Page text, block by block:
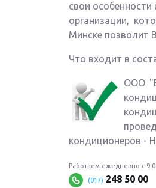
свои
организации,
Минске позволит
Что входит в
ООО
кондиционеров -
Работаем ежедневно с 9-
(017) 248 50 00